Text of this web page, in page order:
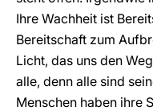
Ihre Wachheit ist
Bereitschaft zum
Licht, das uns den
alle, denn alle sind
Menschen haben ihre